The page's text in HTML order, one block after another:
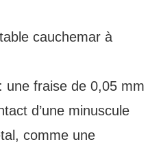
cauchemar à
fraise de 0,05 mm
d’une minuscule
comme une